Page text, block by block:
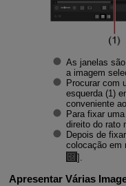
As janelas
a imagem
Procurar com
esquerda (1)
conveniente
Para fixar
direito do rato
Depois de
colocação em
].
Apresentar Várias